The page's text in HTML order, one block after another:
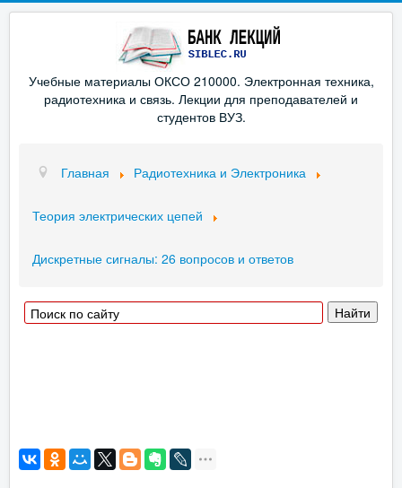
Учебные материалы ОКСО 210000. Электронная техника,
радиотехника и связь. Лекции для преподавателей и
студентов ВУЗ.
Главная Радиотехника и Электроника
Теория электрических цепей
Дискретные сигналы: 26 вопросов и ответов